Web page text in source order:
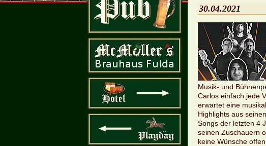
30.04.2021
Mu­sik- und
Car­los ein­fach jede
er­war­tet eine
High­lights aus
Songs der letz­ten 4
sei­nen Zu­schau­ern
keine Wün­sche